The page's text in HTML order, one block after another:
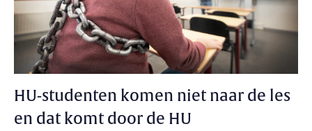
HU-studenten komen niet naar de les
en dat komt door de HU